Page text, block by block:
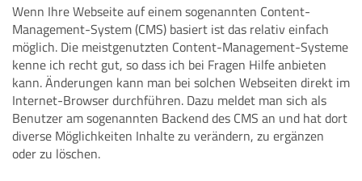
Wenn Ihre Webseite auf einem sogenannten Content-
Management-System (CMS) basiert ist das relativ einfach
möglich. Die meistgenutzten Content-Management-Systeme
kenne ich recht gut, so dass ich bei Fragen Hilfe anbieten
kann. Änderungen kann man bei solchen Webseiten direkt im
Internet-Browser durchführen. Dazu meldet man sich als
Benutzer am sogenannten Backend des CMS an und hat dort
diverse Möglichkeiten Inhalte zu verändern, zu ergänzen
oder zu löschen.